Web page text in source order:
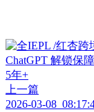
上一篇
2026-03-